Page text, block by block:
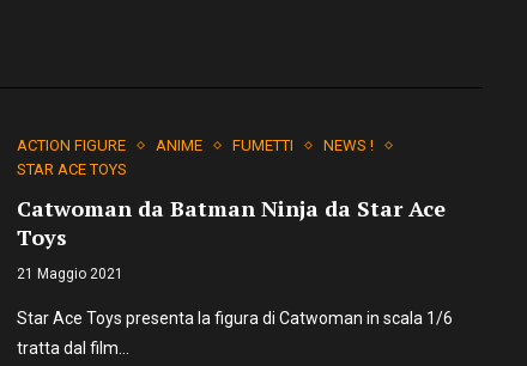
ACTION FIGURE ANIME FUMETTI
NEWS !
STAR ACE TOYS
Catwoman da Batman Ninja da Star Ace
Toys
21 Maggio 2021
Star Ace Toys presenta la figura di Catwoman in scala 1/6
tratta dal film…